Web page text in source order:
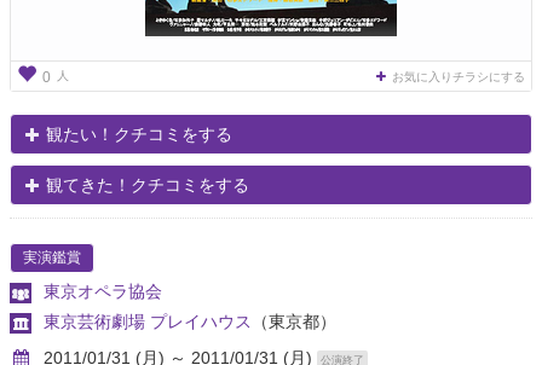
0 人 お気に入りチラシにする
観たい！クチコミをする
観てきた！クチコミをする
実演鑑賞
東京オペラ協会
東京芸術劇場 プレイハウス
（東京都）
2011/01/31 (月) ～ 2011/01/31 (月)
公演終了